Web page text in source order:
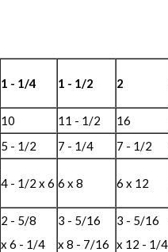
1 - 1/4 1 - 1/2 2
10 11 - 1/2 16
5 - 1/2 7 - 1/4 7 - 1/2
4 - 1/2 x 6 6 x 8 6 x 12
2 - 5/8
x 6 - 1/4
3 - 5/16
x 8 - 7/16
3 - 5/16
x 12 - 1/4